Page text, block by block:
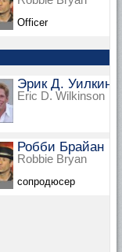
Officer
Эрик Д.
Eric D. Wilkinson
Робби Брайан
Robbie Bryan
сопродюсер